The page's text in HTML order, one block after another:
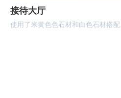
接待大厅
使用了米黄色色石材和白色石材搭配